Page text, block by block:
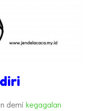
demi kegagalan